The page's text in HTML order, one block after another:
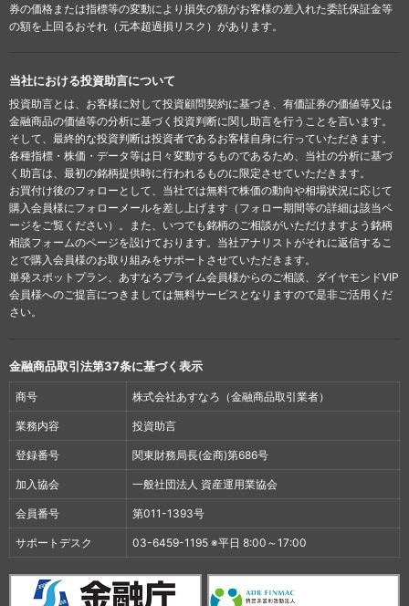
券の価格または指標等の変動により損失の額がお客様の差入れた委託保証金等
の額を上回るおそれ（元本超過損リスク）があります。
当社における投資助言について
投資助言とは、お客様に対して投資顧問契約に基づき、有価証券の価値等又は
金融商品の価値等の分析に基づく投資判断に関し助言を行うことを言います。
そして、最終的な投資判断は投資者であるお客様自身に行っていただきます。
各種指標・株価・データ等は日々変動するものであるため、当社の分析に基づ
く助言は、最初の銘柄提供時に行われるものに限定させていただきます。
お買付け後のフォローとして、当社では無料で株価の動向や相場状況に応じて
購入会員様にフォローメールを差し上げます（フォロー期間等の詳細は該当ペ
ージをご覧ください）。また、いつでも銘柄のご相談がいただけますよう銘柄
相談フォームのページを設けております。当社アナリストがそれに返信するこ
とで購入会員様のお取り組みをサポートさせていただきます。
単発スポットプラン、あすなろプライム会員様からのご相談、ダイヤモンドVIP
会員様へのご提言につきましては無料サービスとなりますので是非ご活用くだ
さい。
金融商品取引法第37条に基づく表示
商号 株式会社あすなろ（金融商品取引業者）
業務内容 投資助言
登録番号 関東財務局長(金商)第686号
加入協会 一般社団法人 資産運用業協会
会員番号 第011-1393号
サポートデスク 03-6459-1195 ※平日 8:00～17:00